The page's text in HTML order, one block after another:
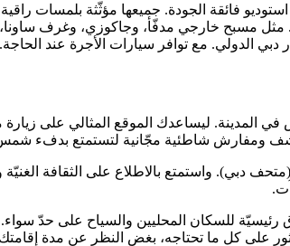
مختلف بين الراحة والبساطة، يقدم سافوي بارك 126 شقة استوديو
مثل مسبح خارجي مدفّأ، وجاكوزي، وغرف
الدولي. مع توافر سيارات الأجرة عند الحاجة.
المدينة. ليساعدك الموقع المثالي على زيارة
ومفارش شاطئية مجّانية لتستمتع بدفء شمس
واستمتع بالاطلاع على الثقافة الغنيّة
للسكان المحليين والسياح على حدّ
العثور على كل ما تحتاجه، بغض النظر عن مدة